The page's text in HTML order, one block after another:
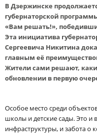
В Дзержинске
губернаторской
«Вам решать!»,
Эта инициатива
Сергеевича Никитина
главным её
Жители сами решают,
обновлении в первую
Особое место среди
школы и детские сады. Это и
инфраструктуры, и забота о